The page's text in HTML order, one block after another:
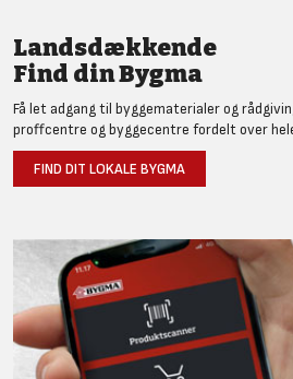
Landsdækkende
Find din Bygma
Få let adgang til byggematerialer og
proffcentre og byggecentre fordelt over
FIND DIT LOKALE BYGMA